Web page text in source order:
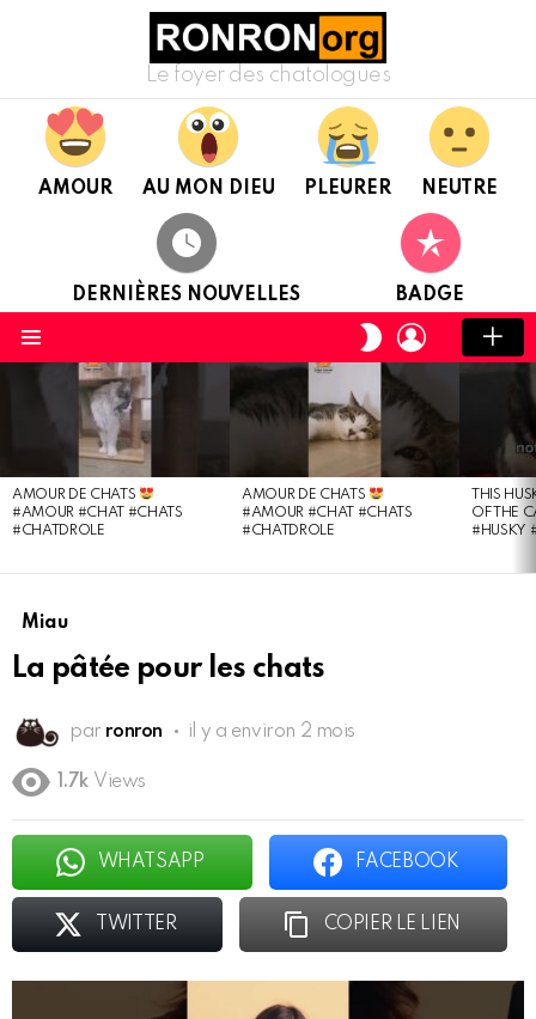
Le foyer des chatologues
AMOUR AU MON DIEU PLEURER NEUTRE
DERNIÈRES NOUVELLES BADGE
CHANGER
DE
PEAU
CONNEXION
DERNIÈRES
NOUVELLES
AMOUR DE CHATS
#AMOUR #CHAT #CHATS
#CHATDROLE
AMOUR DE CHATS
#AMOUR #CHAT #CHATS
#CHATDROLE
THIS
OF THE
#HUSKY
Miau
La pâtée pour les chats
par ronron il y a environ 2 mois
1.7k Views
WHATSAPP FACEBOOK
TWITTER COPIER LE LIEN